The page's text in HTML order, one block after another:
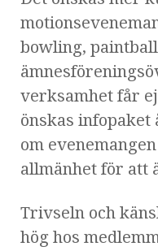
bowling,
verksamhet får
önskas infopaket
om
allmänhet för att
Trivseln och
hög hos